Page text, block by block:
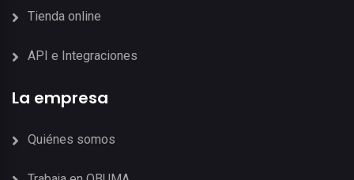
Tienda online
API e Integraciones
La empresa
Quiénes somos